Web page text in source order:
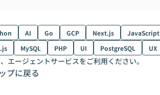
AI Go GCP Next.js
JavaScript
MySQL PHP UI PostgreSQL UX
エージェントサービスをご利用ください。
プに戻る